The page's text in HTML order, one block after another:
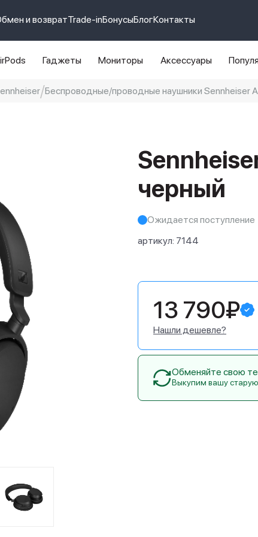
и возвратTrade-inБонусыБлогКонтакты
Гаджеты Мониторы Аксессуары
Беспроводные/проводные наушники Sennheiser
черный
Ожидается поступление
артикул: 7144
13 790₽
Нашли дешевле?
Обменяйте свою
Выкупим вашу